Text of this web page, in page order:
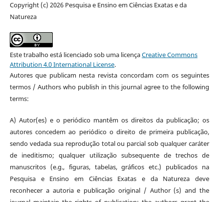
Copyright (c) 2026 Pesquisa e Ensino em Ciências Exatas e da
Natureza
Este trabalho está licenciado sob uma licençaCreative Commons
Attribution 4.0 International License.
Autores que publicam nesta revista concordam com os seguintes
termos / Authors who publish in this journal agree to the following
terms:
A) Autor(es) e o periódico mantêm os direitos da publicação; os
autores concedem ao periódico o direito de primeira publicação,
sendo vedada sua reprodução total ou parcial sob qualquer caráter
de ineditismo; qualquer utilização subsequente de trechos de
manuscritos (e.g., figuras, tabelas, gráficos etc.) publicados na
Pesquisa e Ensino em Ciências Exatas e da Natureza deve
reconhecer a autoria e publicação original / Author (s) and the